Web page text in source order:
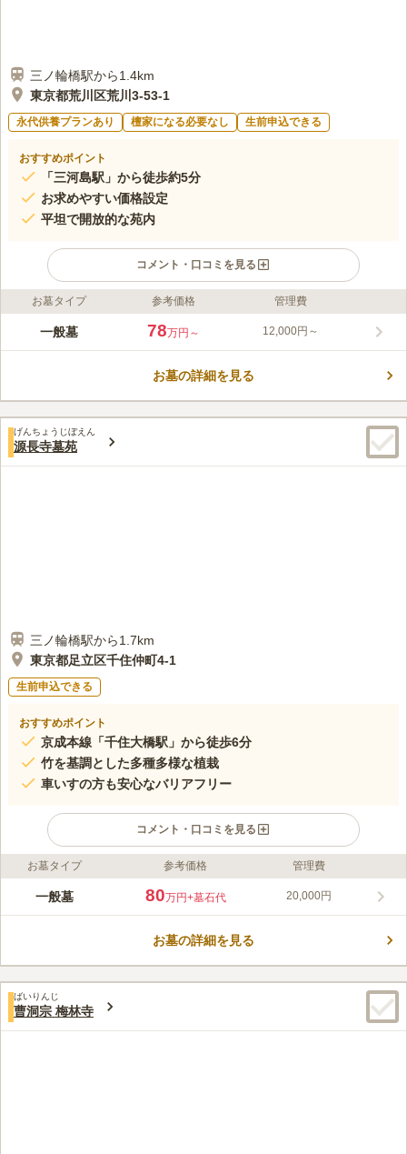
三ノ輪橋駅から1.4km
東京都荒川区荒川3-53-1
永代供養プランあり 檀家になる必要なし 生前申込できる
おすすめポイント
「三河島駅」から徒歩約5分
お求めやすい価格設定
平坦で開放的な苑内
コメント・口コミを見る
ライフドット編集部のコメント
苑内は高さを抑えたつくりで、平坦なためお年寄りの方や、ベビ
来る開放的な墓苑です。都会の喧騒を離れた静けさと、永代使用
口コミ評価
この霊園はまだ誰からも評価されていません。
お墓タイプ 参考価格 管理費
一般墓 78万円～ 12,000円～
お墓の詳細を見る
げんちょうじぼえん
源長寺墓苑
三ノ輪橋駅から1.7km
東京都足立区千住仲町4-1
生前申込できる
おすすめポイント
京成本線「千住大橋駅」から徒歩6分
竹を基調とした多種多様な植栽
車いすの方も安心なバリアフリー
コメント・口コミを見る
ライフドット編集部のコメント
葵の紋が許された、江戸幕府ゆかりの格式高い寺院で、江戸時代
で、新たに生まれ変わった境内はバリアフリー設計となってお
口コミ評価
この霊園はまだ誰からも評価されていません。
お墓タイプ 参考価格 管理費
一般墓 80万円+墓石代 20,000円
お墓の詳細を見る
ばいりんじ
曹洞宗 梅林寺